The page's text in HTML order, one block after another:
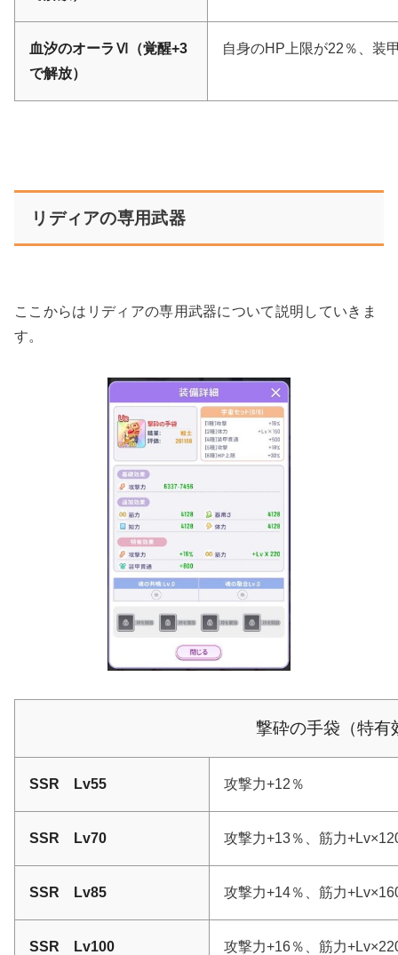
血汐のオーラⅥ（覚醒+3
で解放）
自身のHP上限が22％、装
リディアの専用武器
ここからはリディアの専用武器について説明していきま
す。
撃砕の手袋（特有
SSR Lv55 攻撃力+12％
SSR Lv70 攻撃力+13％、筋力
SSR Lv85 攻撃力+14％、筋力
SSR Lv100 攻撃力+16％、筋力